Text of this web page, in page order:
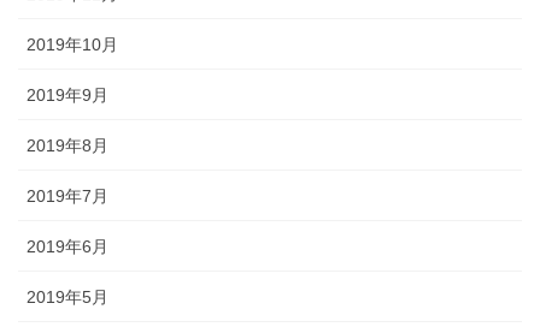
2019年10月
2019年9月
2019年8月
2019年7月
2019年6月
2019年5月